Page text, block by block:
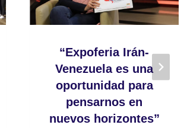
“Expoferia Irán-
Venezuela es una
oportunidad para
pensarnos en
nuevos horizontes”